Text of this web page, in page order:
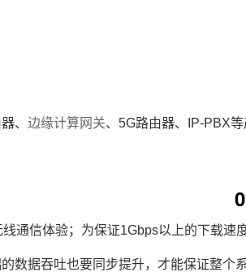
、边缘计算网关、5G路由器、IP-PBX
线通信体验；为保证1Gbps以上的下载速
数据吞吐也要同步提升，才能保证整